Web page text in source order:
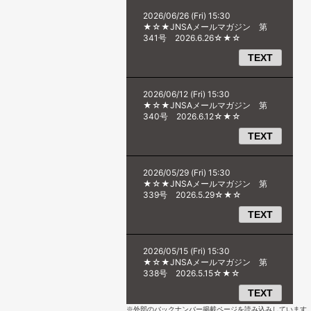
※外部のバックナンバー掲載ページを読み込みしています